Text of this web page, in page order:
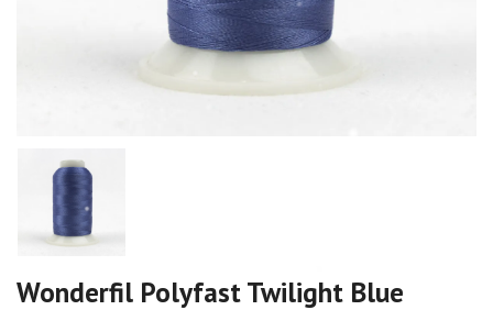
Wonderfil Polyfast Twilight Blue